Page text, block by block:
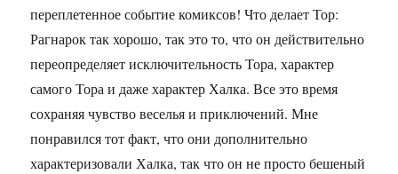
переплетенное событие комиксов! Что делает Тор:
Рагнарок так хорошо, так это то, что он действительно
переопределяет исключительность Тора, характер
самого Тора и даже характер Халка. Все это время
сохраняя чувство веселья и приключений. Мне
понравился тот факт, что они дополнительно
характеризовали Халка, так что он не просто бешеный